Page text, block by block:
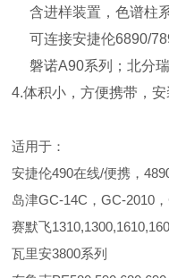
含进样装置，色谱柱
可连接安捷伦6890/
磐诺A90系列；北分
4.体积小，方便携带，
适用于：
安捷伦490在线/便携，
岛津GC-14C，GC-2010
赛默飞
瓦里安3800系列